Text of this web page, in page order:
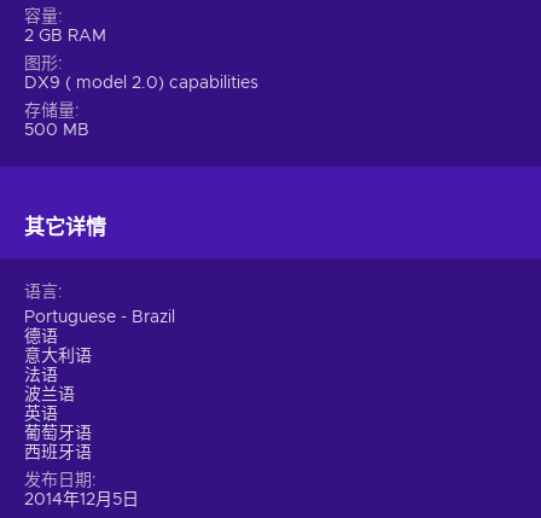
容量
2 GB RAM
图形
DX9 ( model 2.0) capabilities
存储量
500 MB
其它详情
语言
Portuguese - Brazil
德语
意大利语
法语
波兰语
英语
葡萄牙语
西班牙语
发布日期
2014年12月5日